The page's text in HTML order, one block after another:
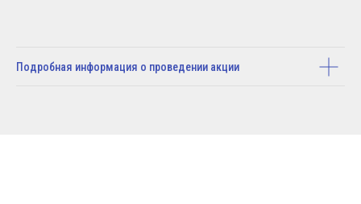
Подробная информация о проведении акции